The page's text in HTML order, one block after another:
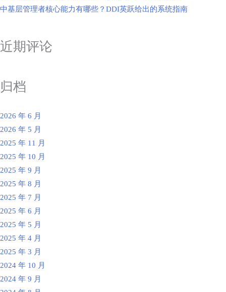
中基层管理者核心能力有哪些？DDI英跃给出的系统指南
近期评论
归档
2026 年 6 月
2026 年 5 月
2025 年 11 月
2025 年 10 月
2025 年 9 月
2025 年 8 月
2025 年 7 月
2025 年 6 月
2025 年 5 月
2025 年 4 月
2025 年 3 月
2024 年 10 月
2024 年 9 月